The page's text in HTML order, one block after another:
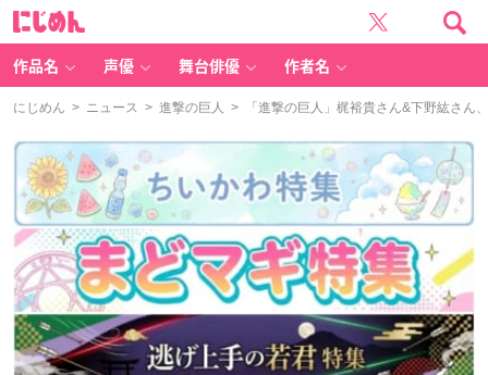
作品名 声優 舞台俳優 作者名
にじめん > ニュース > 進撃の巨人 > 「進撃の巨人」梶裕貴さん&下野紘さん